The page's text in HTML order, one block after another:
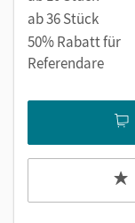
ab 36 Stück
50% Rabatt für
Referendare